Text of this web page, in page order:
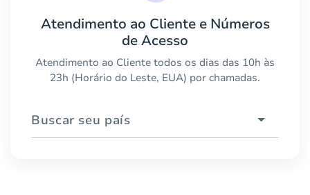
Atendimento ao Cliente e Números
de Acesso
Atendimento ao Cliente todos os dias das 10h às
23h (Horário do Leste, EUA) por chamadas.
Buscar seu país